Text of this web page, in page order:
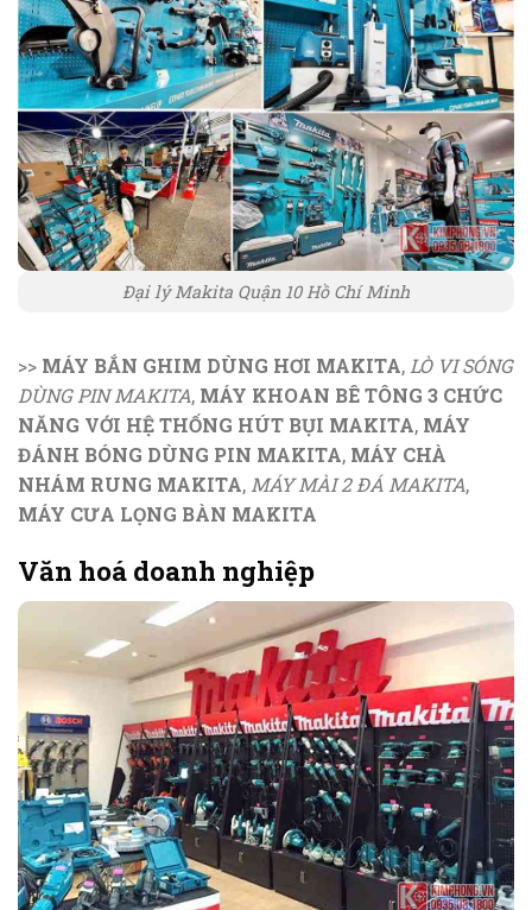
Đại lý Makita Quận 10 Hồ Chí Minh
>> MÁY BẮN GHIM DÙNG HƠI MAKITA, LÒ VI SÓNG
DÙNG PIN MAKITA, MÁY KHOAN BÊ TÔNG 3 CHỨC
NĂNG VỚI HỆ THỐNG HÚT BỤI MAKITA, MÁY
ĐÁNH BÓNG DÙNG PIN MAKITA, MÁY CHÀ
NHÁM RUNG MAKITA, MÁY MÀI 2 ĐÁ MAKITA,
MÁY CƯA LỌNG BÀN MAKITA
Văn hoá doanh nghiệp